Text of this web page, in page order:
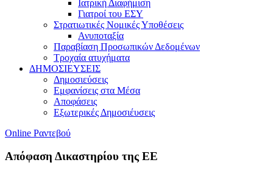
Ιατρική Διαφήμιση
Γιατροί του ΕΣΥ
Στρατιωτικές Νομικές Υποθέσεις
Ανυποταξία
Παραβίαση Προσωπικών Δεδομένων
Τροχαία ατυχήματα
ΔΗΜΟΣΙΕΥΣΕΙΣ
Δημοσιεύσεις
Εμφανίσεις στα Μέσα
Αποφάσεις
Εξωτερικές Δημοσιέυσεις
Online Ραντεβού
Απόφαση Δικαστηρίου της ΕΕ